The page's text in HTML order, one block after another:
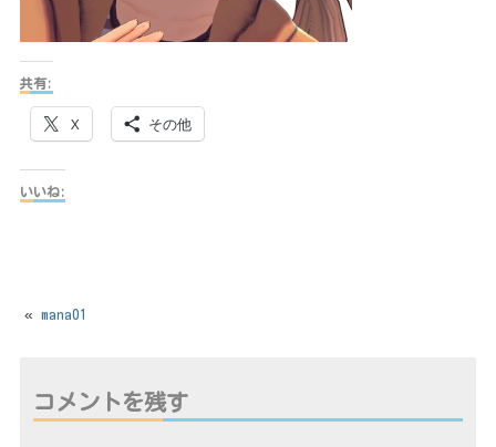
共有:
X その他
いいね:
«mana01
コメントを残す